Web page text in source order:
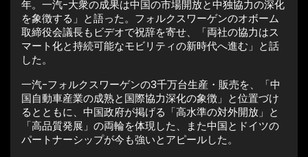
年。一汽-大衆の成果は中国の市場開放と中独協力の深化
を象徴する」と語った。フォルクスワーゲンのオボーム
取締役会議長もビデオで祝辞を寄せ、「両社の協力はス
マート化と持続可能なモビリティの新時代へ進む」と話
した。
一汽-フォルクスワーゲンの3千万台生産・販売を、「中
国自動車産業の成熟と国際協力深化の象徴」と位置づけ
るとともに、中国政府が掲げる「高水準の対外開放」と
「高品質発展」の両輪を体現した、また中国とドイツの
パートナーシップが今も強いとアピールした。